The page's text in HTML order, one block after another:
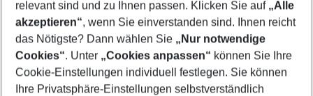
Show more filter
relevant sind und zu Ihnen passen. Klicken Sie auf „Alle
akzeptieren“, wenn Sie einverstanden sind. Ihnen reicht
das Nötigste? Dann wählen Sie „Nur notwendige
Cookies“. Unter „Cookies anpassen“ können Sie Ihre
Cookie-Einstellungen individuell festlegen. Sie können
Ihre Privatsphäre-Einstellungen selbstverständlich